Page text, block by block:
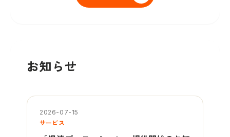
お知らせ
2026-07-15
サービス